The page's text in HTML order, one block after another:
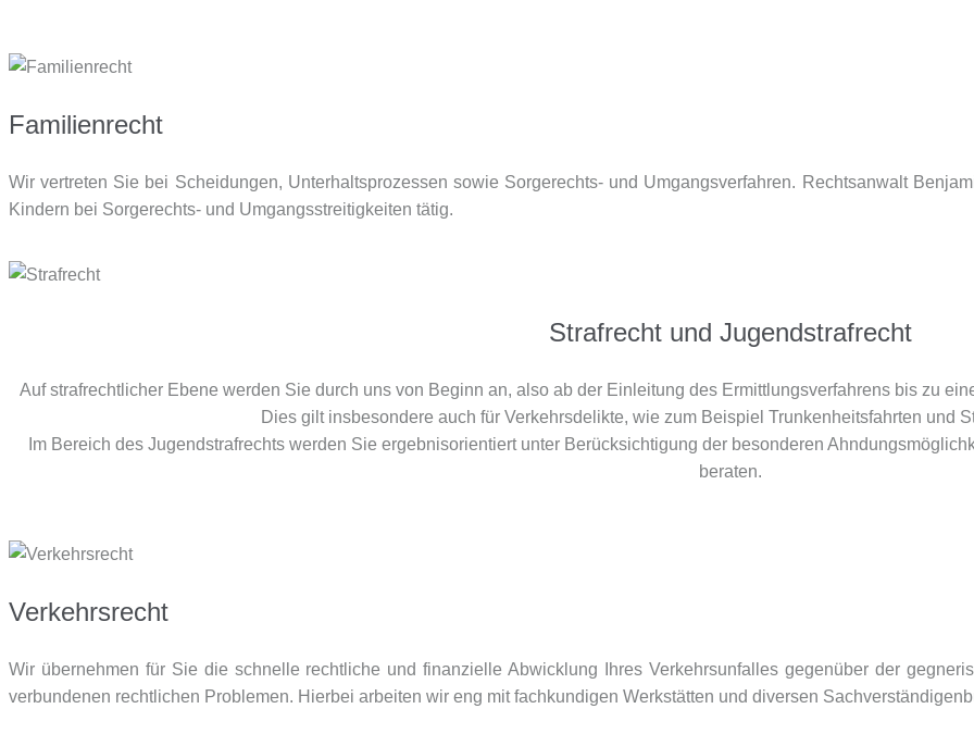
Familienrecht
Wir vertreten Sie bei Scheidungen, Unterhaltsprozessen sowie Sorgerechts- und Umgangsverfahren. Rechtsanwalt
Kindern bei Sorgerechts- und Umgangsstreitigkeiten tätig.
Strafrecht und Jugendstrafrecht
Auf strafrechtlicher Ebene werden Sie durch uns von Beginn an, also ab der Einleitung des Ermittlungsverfahrens bis zu
Dies gilt insbesondere auch für Verkehrsdelikte, wie zum Beispiel Trunkenheitsfahrten und
Im Bereich des Jugendstrafrechts werden Sie ergebnisorientiert unter Berücksichtigung der besonderen
beraten.
Verkehrsrecht
Wir übernehmen für Sie die schnelle rechtliche und finanzielle Abwicklung Ihres Verkehrsunfalles gegenüber der
verbundenen rechtlichen Problemen. Hierbei arbeiten wir eng mit fachkundigen Werkstätten und diversen